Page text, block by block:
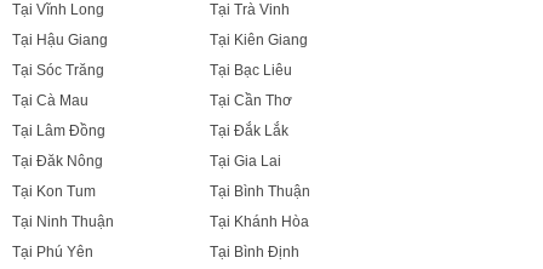
Tại Vĩnh Long
Tại Trà Vinh
Tại Hậu Giang
Tại Kiên Giang
Tại Sóc Trăng
Tại Bạc Liêu
Tại Cà Mau
Tại Cần Thơ
Tại Lâm Đồng
Tại Đắk Lắk
Tại Đăk Nông
Tại Gia Lai
Tại Kon Tum
Tại Bình Thuận
Tại Ninh Thuận
Tại Khánh Hòa
Tại Phú Yên
Tại Bình Định